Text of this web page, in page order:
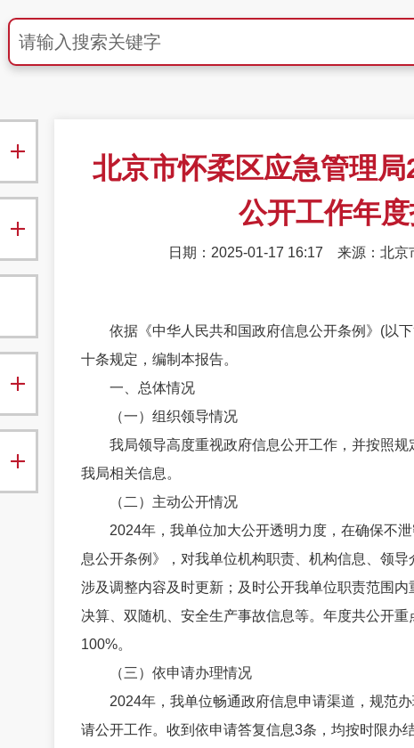
北京市怀柔区应急管理
公开工作年
日期：2025-01-17 16:17 来源：北京
依据《中华人民共和国政府信息公开条例》(以下
十条规定，编制本报告。
一、总体情况
（一）组织领导情况
我局领导高度重视政府信息公开工作，并按照规
我局相关信息。
（二）主动公开情况
2024年，我单位加大公开透明力度，在确保不泄
息公开条例》，对我单位机构职责、机构信息、领
涉及调整内容及时更新；及时公开我单位职责范围
决算、双随机、安全生产事故信息等。年度共公开
100%。
（三）依申请办理情况
2024年，我单位畅通政府信息申请渠道，规范办
请公开工作。收到依申请答复信息3条，均按时限办